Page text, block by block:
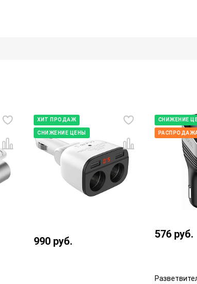
ХИТ ПРОДАЖ
СНИЖЕНИЕ ЦЕНЫ
990 руб.
СНИЖЕНИЕ
РАСПРОДАЖА
576 руб.